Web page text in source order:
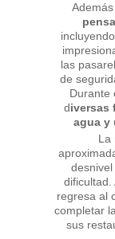
las
de
Durante
diversas
agua y
La
dificultad.
regresa al
completar
sus